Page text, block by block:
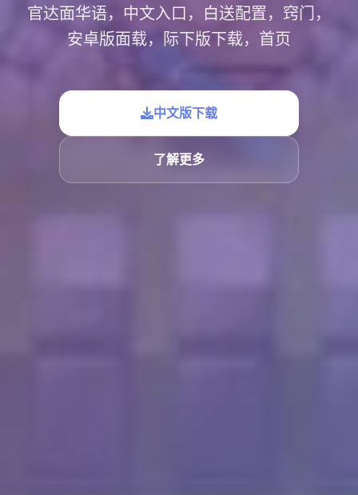
官达面华语，中文入口，白送配置，窍门，
安卓版面载，际下版下载，首页
中文版下载
了解更多